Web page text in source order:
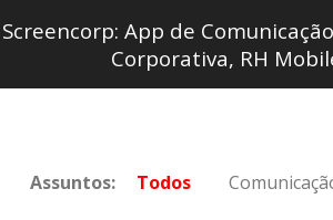
Screencorp: App de
Corporativa, RH
Assuntos: Todos